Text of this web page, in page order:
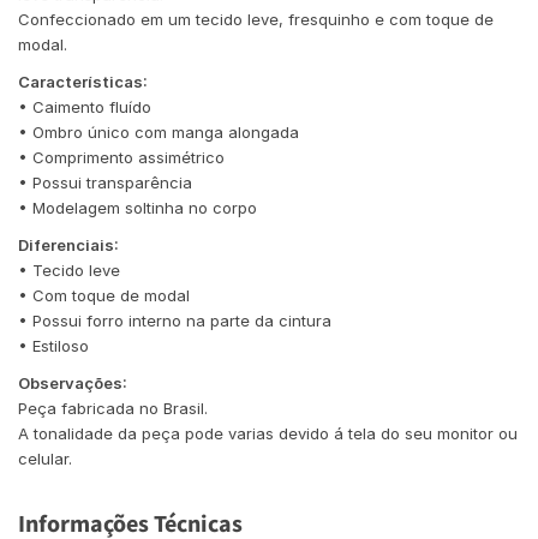
Confeccionado em um tecido leve, fresquinho e com toque de
modal.
Características:
• Caimento fluído
• Ombro único com manga alongada
• Comprimento assimétrico
• Possui transparência
• Modelagem soltinha no corpo
Diferenciais:
• Tecido leve
• Com toque de modal
• Possui forro interno na parte da cintura
• Estiloso
Observações:
Peça fabricada no Brasil.
A tonalidade da peça pode varias devido á tela do seu monitor ou
celular.
Informações Técnicas